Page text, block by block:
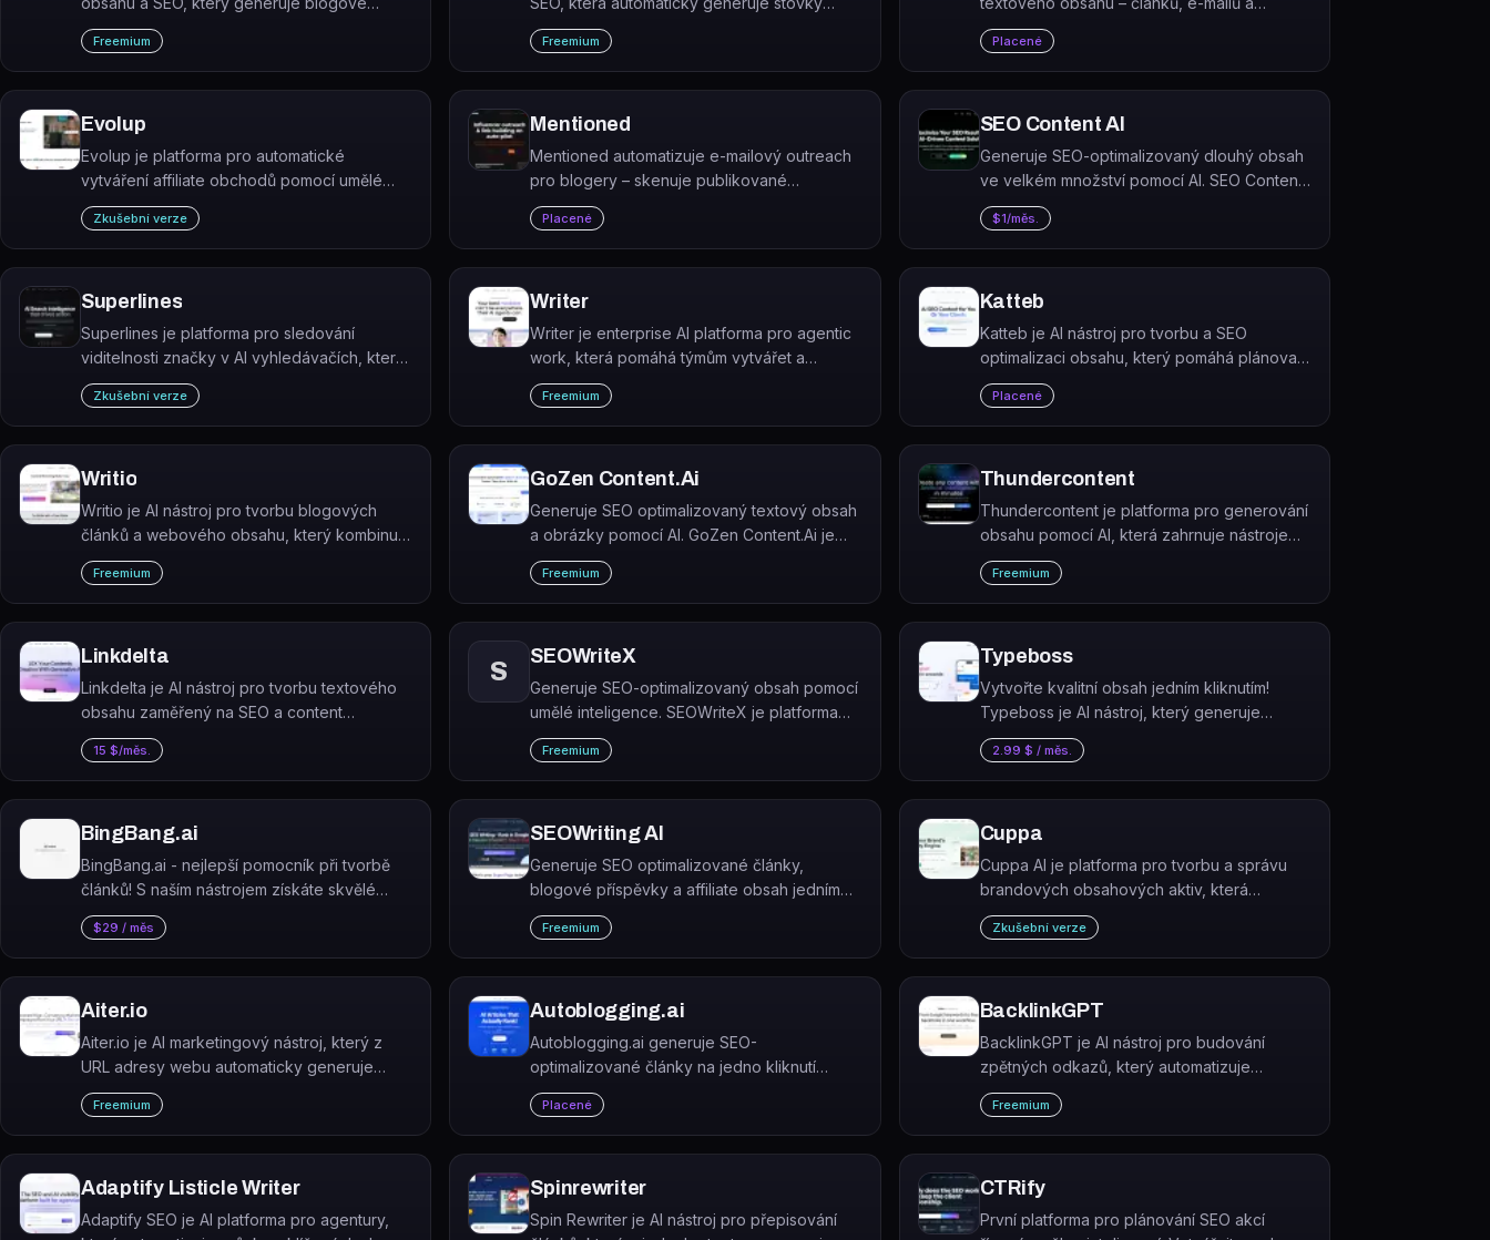
příspěvky, marketingové texty i akademické
texty výrazně rychleji než ruční psaní.
Freemium
optimalizovaných stránek z datových sad
bez nutnosti programování.
Freemium
krátkých příběhů. Nástroj již není aktivní;
doména je v současnosti nabízena k prodeji.
Placené
Evolup
Evolup je platforma pro automatické
vytváření affiliate obchodů pomocí umělé
inteligence. Zahrnuje hosting, SEO
optimalizaci, synchronizaci s Amazonem a
generování obsahu v jednom řešení.
Zkušební verze
Mentioned
Mentioned automatizuje e-mailový outreach
pro blogery – skenuje publikované
příspěvky, identifikuje zmíněné osoby a firmy
a rozesílá jim e-mailové kampaně.
Placené
SEO Content AI
Generuje SEO-optimalizovaný dlouhý obsah
ve velkém množství pomocí AI. SEO Content
AI automatizuje tvorbu obsahových clusterů,
interní prolinkování a vícejazykový obsah
pro zlepšení pozic ve vyhledávačích.
$1/měs.
Superlines
Superlines je platforma pro sledování
viditelnosti značky v AI vyhledávačích, která
měří, jak ChatGPT, Gemini, Claude a další
LLM modely popisují a citují vaši značku.
Zkušební verze
Writer
Writer je enterprise AI platforma pro agentic
work, která pomáhá týmům vytvářet a
škálovat obsah v souladu s firemní identitou
a compliance požadavky.
Freemium
Katteb
Katteb je AI nástroj pro tvorbu a SEO
optimalizaci obsahu, který pomáhá plánovat,
psát, ověřovat fakta a publikovat články pro
Google i AI vyhledávání.
Placené
Writio
Writio je AI nástroj pro tvorbu blogových
článků a webového obsahu, který kombinuje
psaní, editaci a výzkum témat.
Freemium
GoZen Content.Ai
Generuje SEO optimalizovaný textový obsah
a obrázky pomocí AI. GoZen Content.Ai je
nástroj pro tvorbu blogů, příspěvků na
sociální sítě, e-mailů a landing page copy.
Freemium
Thundercontent
Thundercontent je platforma pro generování
obsahu pomocí AI, která zahrnuje nástroje
pro psaní textů, konverzační chatbot,
převod textu na hlas a editaci videa.
Freemium
Linkdelta
Linkdelta je AI nástroj pro tvorbu textového
obsahu zaměřený na SEO a content
marketing. Generuje blogové články, SEO
meta popisky a produktové texty ve 36
jazycích.
15 $/měs.
S
SEOWriteX
Generuje SEO-optimalizovaný obsah pomocí
umělé inteligence. SEOWriteX je platforma
využívající NLP a strojové učení k tvorbě,
strukturování a optimalizaci textů pro
vyhledávače.
Freemium
Typeboss
Vytvořte kvalitní obsah jedním kliknutím!
Typeboss je AI nástroj, který generuje
poutavý obsah pro vaše webové stránky.
2.99 $ / měs.
BingBang.ai
BingBang.ai - nejlepší pomocník při tvorbě
článků! S naším nástrojem získáte skvělé
nápady na obsah vašich článků. A to
všechno zdarma! Zapomeňte na dlouhé
hodiny přemýšlení nad tím, co napsat.
$29 / měs
SEOWriting AI
Generuje SEO optimalizované články,
blogové příspěvky a affiliate obsah jedním
kliknutím. Automaticky analyzuje konkurenci
ve vyhledávači a publikuje přímo na
WordPress.
Freemium
Cuppa
Cuppa AI je platforma pro tvorbu a správu
brandových obsahových aktiv, která
generuje články, obrázky, videa, příspěvky
na sociální sítě, e-maily, landing pages a
reklamy z jednoho pracovního prostoru.
Zkušební verze
Aiter.io
Aiter.io je AI marketingový nástroj, který z
URL adresy webu automaticky generuje
kompletní marketingové kampaně – reklamy,
bannery, obsah a strategie.
Freemium
Autoblogging.ai
Autoblogging.ai generuje SEO-
optimalizované články na jedno kliknutí
pomocí umělé inteligence.
Placené
BacklinkGPT
BacklinkGPT je AI nástroj pro budování
zpětných odkazů, který automatizuje
prospecting, vyhledávání kontaktů a tvorbu
personalizovaných oslovovacích e-mailů.
Freemium
Adaptify Listicle Writer
Adaptify SEO je AI platforma pro agentury,
Spinrewriter
Spin Rewriter je AI nástroj pro přepisování
CTRify
První platforma pro plánování SEO akcí